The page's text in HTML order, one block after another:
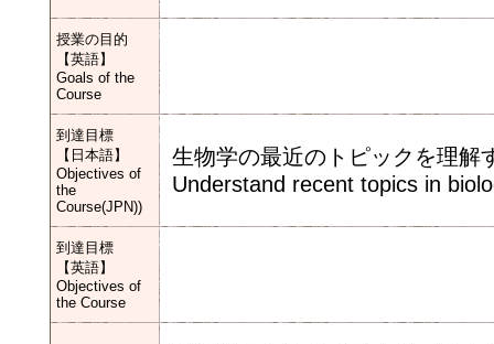
授業の目的
【英語】
Goals of the
Course
到達目標
【日本語】
Objectives of
the
Course(JPN))
生物学の最近のトピックを理解
Understand recent topics in
到達目標
【英語】
Objectives of
the Course